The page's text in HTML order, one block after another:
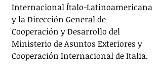
Internacional Ítalo-Latinoamericana
y la Dirección General de
Cooperación y Desarrollo del
Ministerio de Asuntos Exteriores y
Cooperación Internacional de Italia.